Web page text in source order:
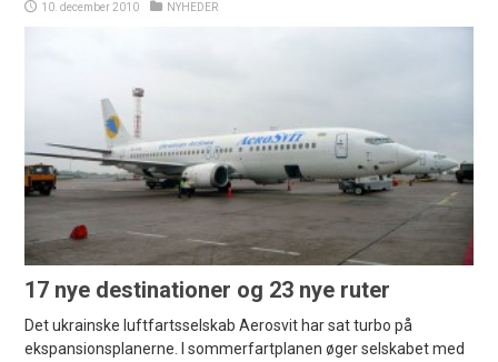
10. december 2010 NYHEDER
17 nye destinationer og 23 nye ruter
Det ukrainske luftfartsselskab Aerosvit har sat turbo på
ekspansionsplanerne. I sommerfartplanen øger selskabet med